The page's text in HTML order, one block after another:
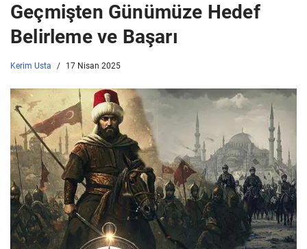
Geçmişten Günümüze Hedef
Belirleme ve Başarı
Kerim Usta 17 Nisan 2025